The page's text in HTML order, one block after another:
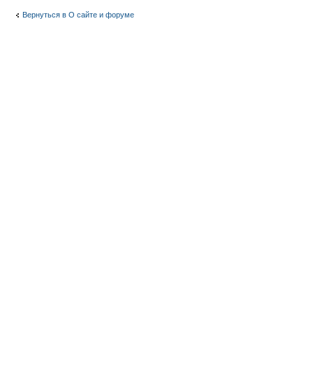
Вернуться в О сайте и форуме